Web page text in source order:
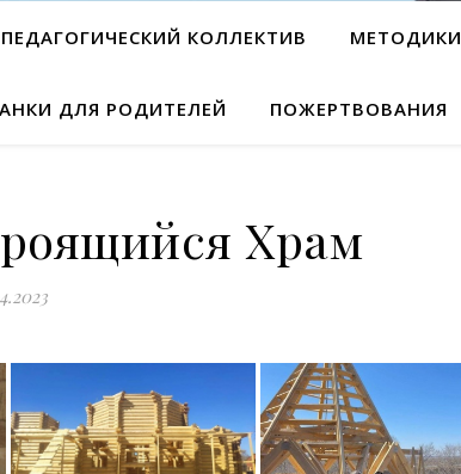
ПЕДАГОГИЧЕСКИЙ КОЛЛЕКТИВ МЕТОДИКИ
ДЛЯ РОДИТЕЛЕЙ ПОЖЕРТВОВАНИЯ
Храм